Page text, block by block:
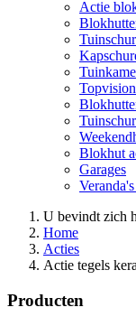
Actie
Blokhut
Garages
U bevindt zich
Home
Acties
Actie tegels
Producten